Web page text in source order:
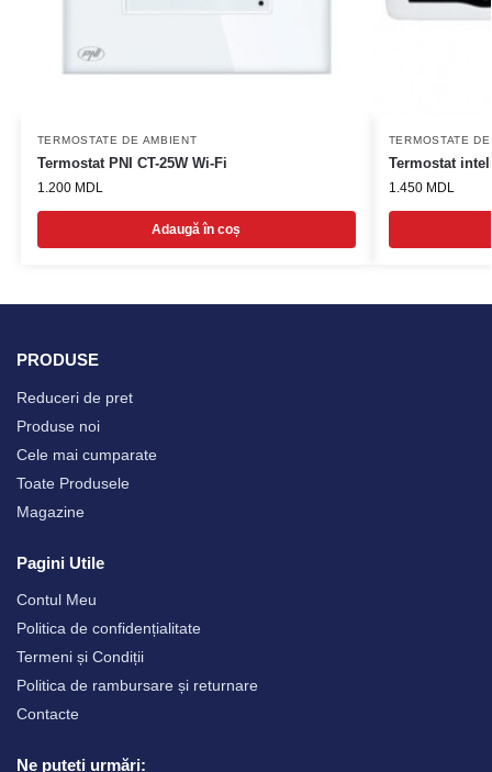
TERMOSTATE DE AMBIENT
Termostat PNI CT-25W Wi-Fi
1.200 MDL
Adaugă în coș
TERMOSTATE
Termostat
1.450 MDL
PRODUSE
Reduceri de pret
Produse noi
Cele mai cumparate
Toate Produsele
Magazine
Pagini Utile
Contul Meu
Politica de confidențialitate
Termeni și Condiții
Politica de rambursare și returnare
Contacte
Ne puteți urmări: